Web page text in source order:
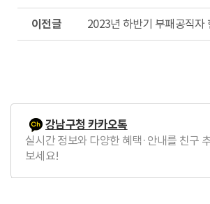
글
글
2023년 하반기 부패공직자
강남구청 카카오톡
실시간 정보와 다양한 혜택·안내를 친구
보세요!